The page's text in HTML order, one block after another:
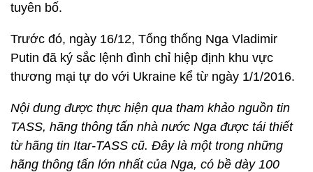
tuyên bố.
Trước đó, ngày 16/12, Tổng thống Nga Vladimir
Putin đã ký sắc lệnh đình chỉ hiệp định khu vực
thương mại tự do với Ukraine kể từ ngày 1/1/2016.
Nội dung được thực hiện qua tham khảo nguồn tin
TASS, hãng thông tấn nhà nước Nga được tái thiết
từ hãng tin Itar-TASS cũ. Đây là một trong những
hãng thông tấn lớn nhất của Nga, có bề dày 100